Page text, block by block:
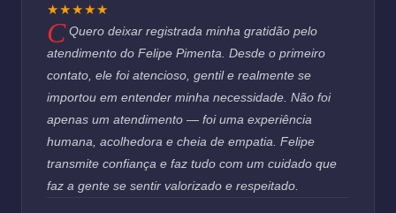
★★★★★
Quero deixar registrada minha gratidão pelo
atendimento do Felipe Pimenta. Desde o primeiro
contato, ele foi atencioso, gentil e realmente se
importou em entender minha necessidade. Não foi
apenas um atendimento — foi uma experiência
humana, acolhedora e cheia de empatia. Felipe
transmite confiança e faz tudo com um cuidado que
faz a gente se sentir valorizado e respeitado.